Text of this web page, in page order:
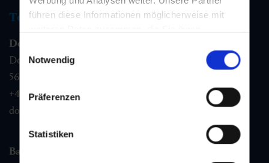
führen diese Informationen möglicherweise mit
Nutzung der Dienste gesammelt haben.
Einwilligungsauswahl
Notwendig
Präferenzen
Statistiken
Tourismus Information
Dorfgastein
Dorfstraße 1,
5632
+43 6432 3393 460
dorfgastein@gastein.com
Bad Hofgastein